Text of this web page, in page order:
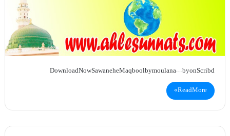
Download Now Sawanehe Maqbool by moulana… by on Scribd
Read More »